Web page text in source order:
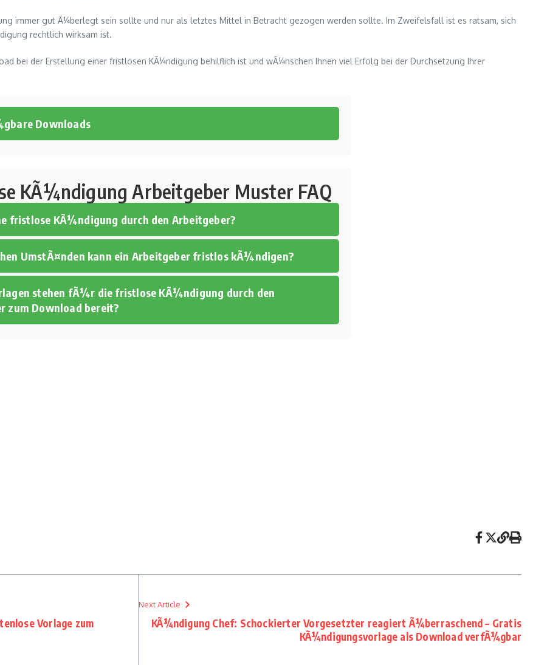
immer gut Ã¼berlegt sein sollte und nur als letztes Mittel in Betracht gezogen werden sollte. Im Zweifelsfall ist es ratsam, sich
rechtlich wirksam ist.
bei der Erstellung einer fristlosen KÃ¼ndigung behilflich ist und wÃ¼nschen Ihnen viel Erfolg bei der Durchsetzung Ihrer
Downloads
KÃ¼ndigung Arbeitgeber Muster FAQ
fristlose KÃ¼ndigung durch den Arbeitgeber?
UmstÃ¤nden kann ein Arbeitgeber fristlos kÃ¼ndigen?
stehen fÃ¼r die fristlose KÃ¼ndigung durch den
zum Download bereit?
Vorlage zum
Next Article
KÃ¼ndigung Chef: Schockierter Vorgesetzter reagiert Ã¼berraschend – Gratis
KÃ¼ndigungsvorlage als Download verfÃ¼gbar